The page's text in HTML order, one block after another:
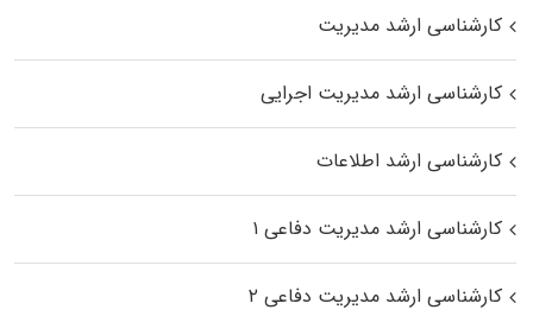
کارشناسی ارشد مدیریت
کارشناسی ارشد مدیریت اجرایی
کارشناسی ارشد اطلاعات
کارشناسی ارشد مدیریت دفاعی ۱
کارشناسی ارشد مدیریت دفاعی ۲